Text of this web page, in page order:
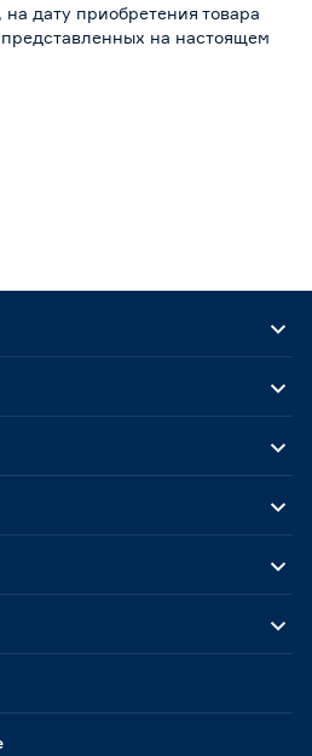
дату приобретения товара
представленных на настоящем